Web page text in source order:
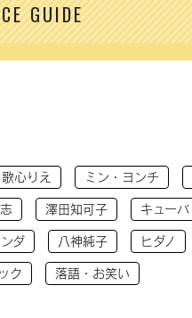
GUIDE
歌心りえ ミン・ヨンチ
澤田知可子 キューバ
ダ 八神純子 ヒダノ
ク 落語・お笑い